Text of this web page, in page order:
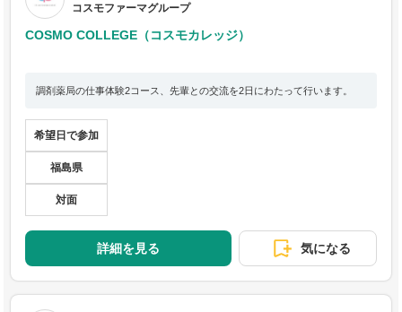
コスモファーマグループ
COSMO COLLEGE（コスモカレッジ）
調剤薬局の仕事体験2コース、先輩との交流を2日にわたって行います。
希望日で参加
福島県
対面
詳細を見る 気になる